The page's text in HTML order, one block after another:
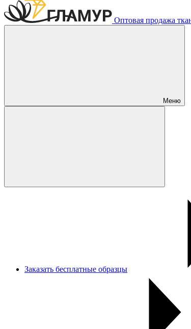
Оптовая продажа
Меню
Заказать бесплатные образцы